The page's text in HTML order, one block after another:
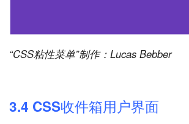
“CSS粘性菜单”制作：Lucas Bebber
3.4 CSS收件箱用户界面